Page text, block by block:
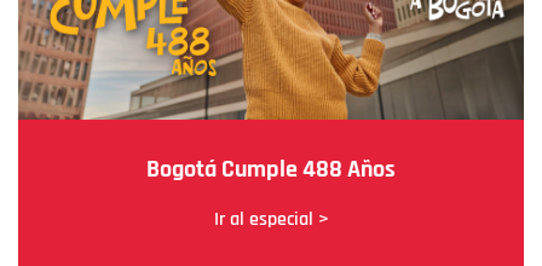
Bogotá Cumple 488 Años
Ir al especial >